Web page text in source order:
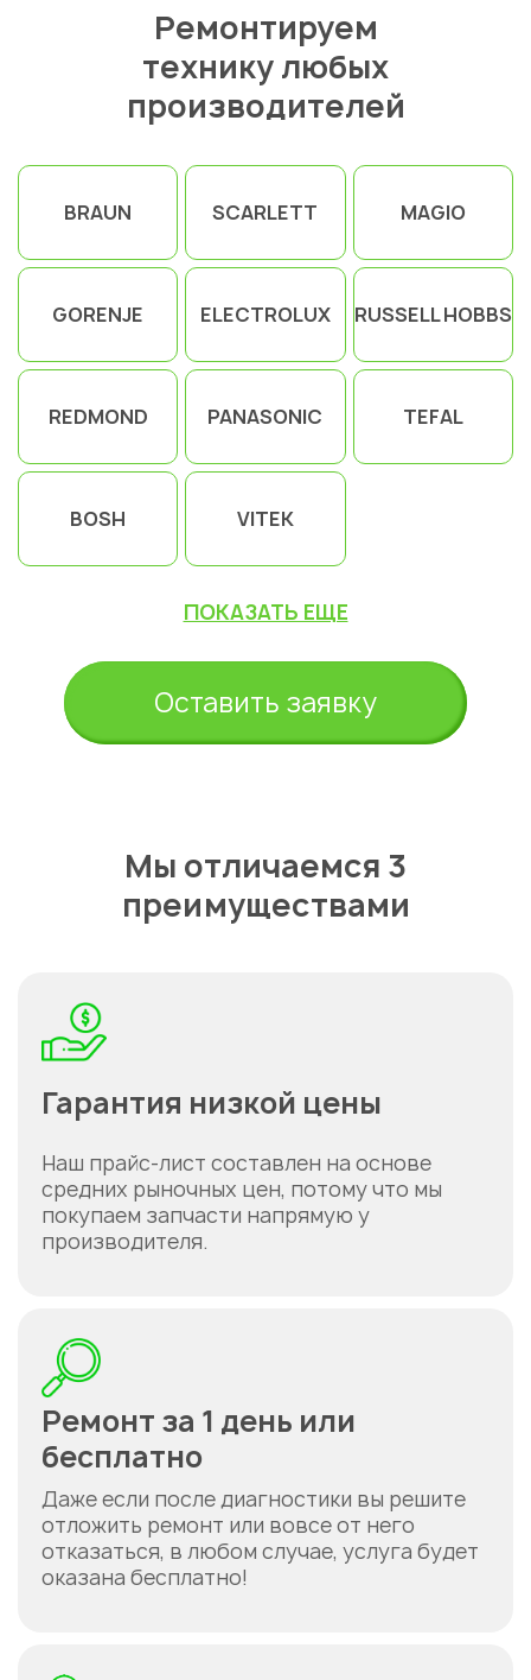
Ремонтируем
технику любых
производителей
BRAUN SCARLETT MAGIO
GORENJE ELECTROLUX RUSSELL HOBBS
REDMOND PANASONIC TEFAL
BOSH VITEK
ПОКАЗАТЬ ЕЩЕ
Оставить заявку
Мы отличаемся 3
преимуществами
Гарантия низкой цены
Наш прайс-лист составлен на основе
средних рыночных цен, потому что мы
покупаем запчасти напрямую у
производителя.
Ремонт за 1 день или
бесплатно
Даже если после диагностики вы решите
отложить ремонт или вовсе от него
отказаться, в любом случае, услуга будет
оказана бесплатно!